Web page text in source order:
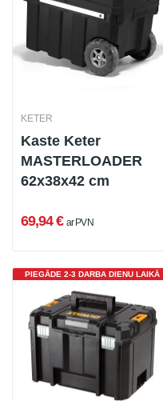
KETER
Kaste Keter
MASTERLOADER
62x38x42 cm
69,94 € ar PVN
PIEGĀDE 2-3 DARBA DIENU LAIKĀ